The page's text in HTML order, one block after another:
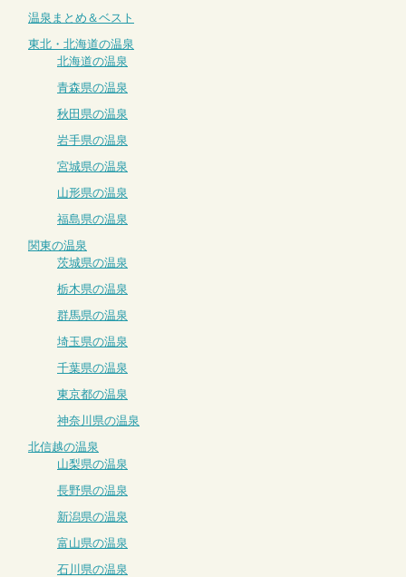
温泉まとめ＆ベスト
東北・北海道の温泉
北海道の温泉
青森県の温泉
秋田県の温泉
岩手県の温泉
宮城県の温泉
山形県の温泉
福島県の温泉
関東の温泉
茨城県の温泉
栃木県の温泉
群馬県の温泉
埼玉県の温泉
千葉県の温泉
東京都の温泉
神奈川県の温泉
北信越の温泉
山梨県の温泉
長野県の温泉
新潟県の温泉
富山県の温泉
石川県の温泉